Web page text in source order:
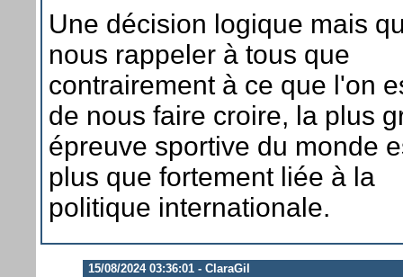
Une décision logique mais
nous rappeler à tous que
contrairement à ce que l'on
de nous faire croire, la plus
épreuve sportive du monde
plus que fortement liée à la
politique internationale.
15/08/2024 03:36:01 - ClaraGil